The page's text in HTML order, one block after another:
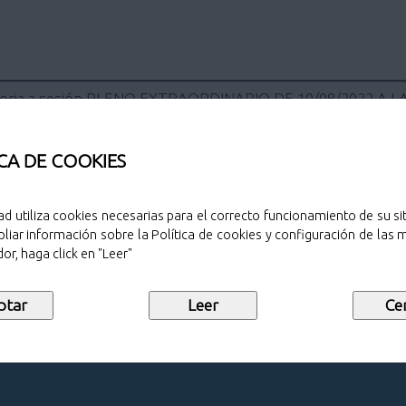
DE COOKIES
utiliza cookies necesarias para el correcto funcionamiento de su
información sobre la Política de cookies y configuración de las
haga click en "Leer"
a sesión PLENO EXTRAORDINARIO DE 10/08/2022 A
Sello de